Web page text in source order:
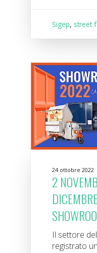
Sigep, street
24 ottobre 2022
2
Il settore
registrato